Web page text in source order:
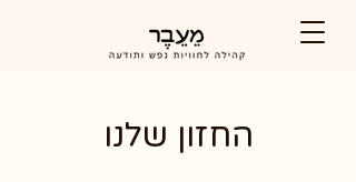
החזון שלנו